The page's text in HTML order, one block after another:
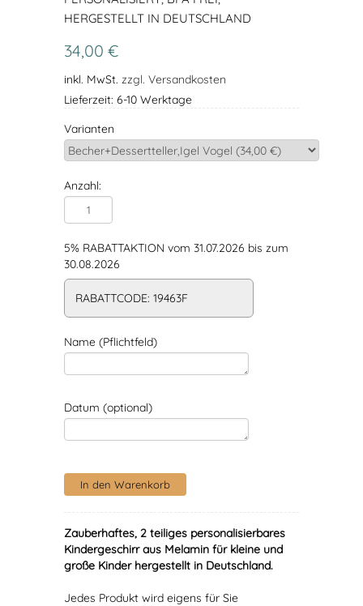
HERGESTELLT IN DEUTSCHLAND
34,00 €
inkl. MwSt. zzgl. Versandkosten
Lieferzeit: 6-10 Werktage
Varianten
Anzahl:
5% RABATTAKTION vom 31.07.2026 bis zum
30.08.2026
RABATTCODE: 19463F
Name (Pflichtfeld)
Datum (optional)
Zauberhaftes, 2 teiliges personalisierbares
Kindergeschirr aus Melamin für kleine und
große Kinder hergestellt in Deutschland.
Jedes Produkt wird eigens für Sie